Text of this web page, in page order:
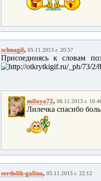
schnagil, 05.11.2013 г. 20:57
Присоединясь к словам
milaya72, 06.11.2013 г.
Лилечка спасибо
serdolik-galina, 05.11.2013 г. 22:12